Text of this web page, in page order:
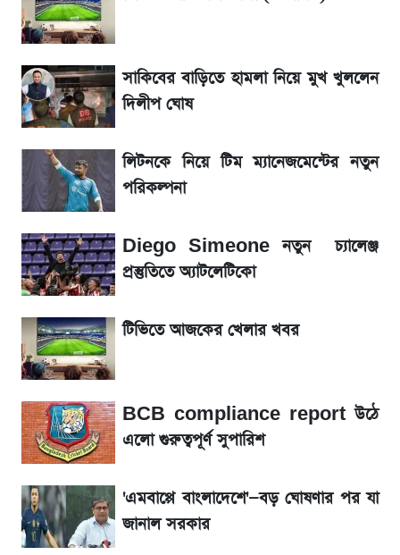
জেনে নিন আজকের সোনা ও রুপার সর্বশেষ দাম
আগামীকালই স্পষ্ট হবে এসএসসি ফল প্রকাশের
তারিখ
তাপমাত্রা নিয়ে নতুন পূর্বাভাস দিল আবহাওয়া অফিস
৬ আগস্ট দেশের বাজারে স্বর্ণের দাম
রবির বড় সাফল্য! আয় কম বাড়লেও রেকর্ড মুনাফা ও
গ্রাহক বৃদ্ধি
শেয়ার বিজকে লিগ্যাল নোটিশ পাঠাল রবি, শুরু নতুন
বিতর্ক
সৌদিতে বাংলাদেশিদের আকামা নবায়নে বদলে গেল
নিয়ম
সাকিবের বাড়িতে হামলা নিয়ে মুখ খুললেন
দিলীপ ঘোষ
লিটনকে নিয়ে টিম ম্যানেজমেন্টের নতুন
পরিকল্পনা
Diego Simeone নতুন চ্যালেঞ্জ
প্রস্তুতিতে অ্যাটলেটিকো
টিভিতে আজকের খেলার খবর
BCB compliance report উঠে
এলো গুরুত্বপূর্ণ সুপারিশ
'এমবাপ্পে বাংলাদেশে'—বড় ঘোষণার পর যা
জানাল সরকার